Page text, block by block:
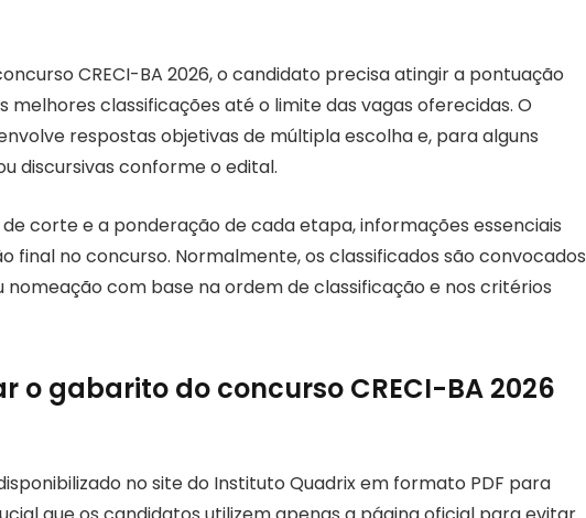
CRECI-BA 2026, o candidato precisa atingir a pontuação
melhores classificações até o limite das vagas oferecidas. O
respostas objetivas de múltipla escolha e, para alguns
discursivas conforme o edital.
corte e a ponderação de cada etapa, informações essenciais
final no concurso. Normalmente, os classificados são convocados
nomeação com base na ordem de classificação e nos critérios
o gabarito do concurso CRECI-BA 2026
no site do Instituto Quadrix em formato PDF para